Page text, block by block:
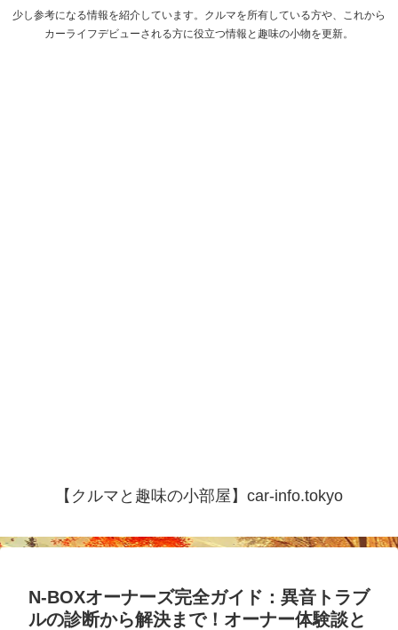
少し参考になる情報を紹介しています。クルマを所有している方や、これから
カーライフデビューされる方に役立つ情報と趣味の小物を更新。
【クルマと趣味の小部屋】car-info.tokyo
N-BOXオーナーズ完全ガイド：異音トラブ
ルの診断から解決まで！オーナー体験談と